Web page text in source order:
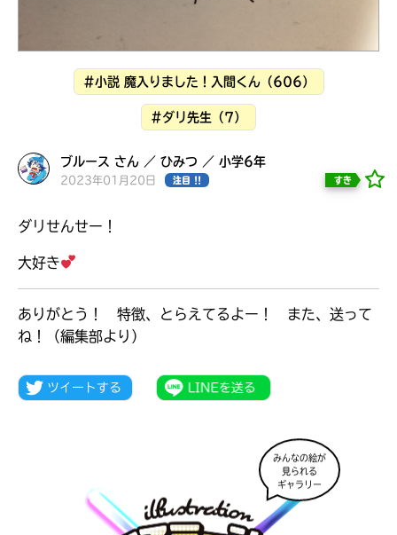
みんなとおしゃべり
できる掲示板
#小説 魔入りました！入間くん（606）
#ダリ先生（7）
ブルース さん ／ ひみつ ／ 小学6年
2023年01月20日 注目 !! すき
ダリせんせー！
大好き
ありがとう！ 特徴、とらえてるよー！ また、送って
ね！（編集部より）
みんなの絵が
見られる
ギャラリー